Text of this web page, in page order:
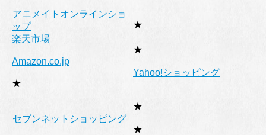
アニメイトオンラインショ
ップ
★
楽天市場
★
Amazon.co.jp
★
Yahoo!ショッピング
★
セブンネットショッピング
★